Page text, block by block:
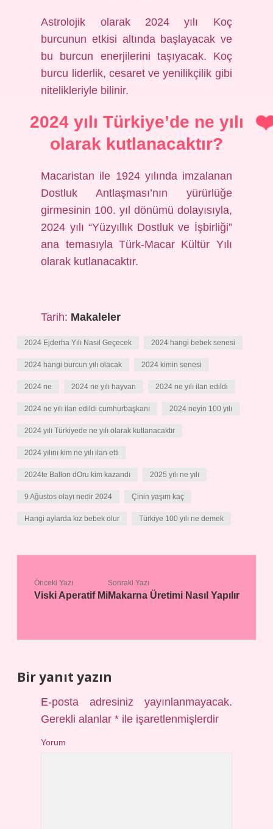
Astrolojik olarak 2024 yılı Koç
burcunun etkisi altında başlayacak ve
bu burcun enerjilerini taşıyacak. Koç
burcu liderlik, cesaret ve yenilikçilik gibi
nitelikleriyle bilinir.
2024 yılı Türkiye’de ne yılı
olarak kutlanacaktır?
Macaristan ile 1924 yılında imzalanan
Dostluk Antlaşması’nın yürürlüğe
girmesinin 100. yıl dönümü dolayısıyla,
2024 yılı “Yüzyıllık Dostluk ve İşbirliği”
ana temasıyla Türk-Macar Kültür Yılı
olarak kutlanacaktır.
Tarih: Makaleler
2024 Ejderha Yılı Nasıl Geçecek 2024 hangi bebek senesi
2024 hangi burcun yılı olacak 2024 kimin senesi
2024 ne 2024 ne yılı hayvan 2024 ne yılı ilan edildi
2024 ne yılı ilan edildi cumhurbaşkanı 2024 neyin 100 yılı
2024 yılı Türkiyede ne yılı olarak kutlanacaktır
2024 yılını kim ne yılı ilan etti
2024te Ballon dOru kim kazandı 2025 yılı ne yılı
9 Ağustos olayı nedir 2024 Çinin yaşım kaç
Hangi aylarda kız bebek olur Türkiye 100 yılı ne demek
Önceki Yazı
Viski Aperatif Mi
Sonraki Yazı
Makarna Üretimi Nasıl Yapılır
Bir yanıt yazın
E-posta adresiniz yayınlanmayacak.
Gerekli alanlar* ile işaretlenmişlerdir
Yorum